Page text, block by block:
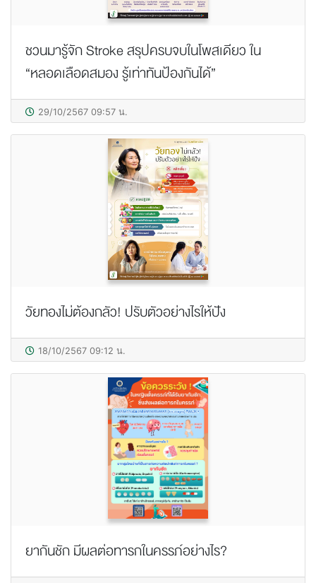
ชวนมารู้จัก Stroke สรุปครบจบในโพสเดียว ใน
“หลอดเลือดสมอง รู้เท่าทันป้องกันได้”
29/10/2567 09:57 น.
วัยทองไม่ต้องกลัว! ปรับตัวอย่างไรให้ปัง
18/10/2567 09:12 น.
ยากันชัก มีผลต่อทารกในครรภ์อย่างไร?